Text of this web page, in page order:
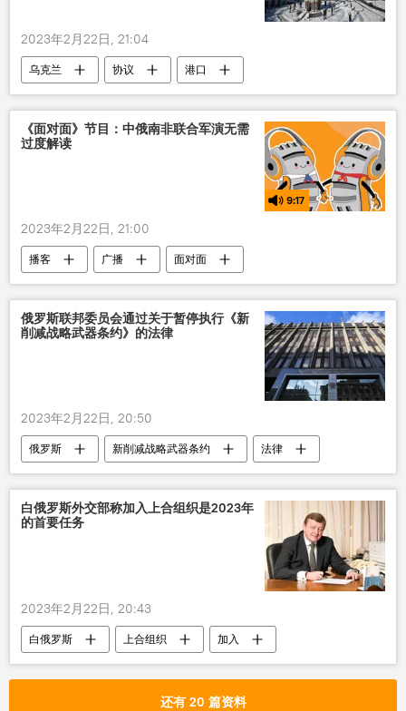
2023年2月22日, 21:04
乌克兰 协议 港口
《面对面》节目：中俄南非联合军演无需
过度解读
9:17
2023年2月22日, 21:00
播客 广播 面对面
俄罗斯联邦委员会通过关于暂停执行《新
削减战略武器条约》的法律
2023年2月22日, 20:50
俄罗斯 新削减战略武器条约 法律
白俄罗斯外交部称加入上合组织是2023年
的首要任务
2023年2月22日, 20:43
白俄罗斯 上合组织 加入
还有 20 篇资料